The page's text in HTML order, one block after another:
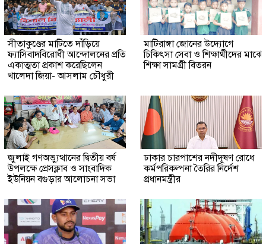
সীতাকুণ্ডের মাটিতে দাঁড়িয়ে
ফ্যাসিবাদবিরোধী আন্দোলনের প্রতি
একাত্মতা প্রকাশ করেছিলেন
খালেদা জিয়া- আসলাম চৌধুরী
মাটিরাঙ্গা জোনের উদ্যোগে
চিকিৎসা সেবা ও শিক্ষার্থীদের মাঝে
শিক্ষা সামগ্রী বিতরন
জুলাই গণঅভ্যুত্থানের দ্বিতীয় বর্ষ
উপলক্ষে প্রেসক্লাব ও সাংবাদিক
ইউনিয়ন বগুড়ার আলোচনা সভা
ঢাকার চারপাশের নদীদূষণ রোধে
কর্মপরিকল্পনা তৈরির নির্দেশ
প্রধানমন্ত্রীর